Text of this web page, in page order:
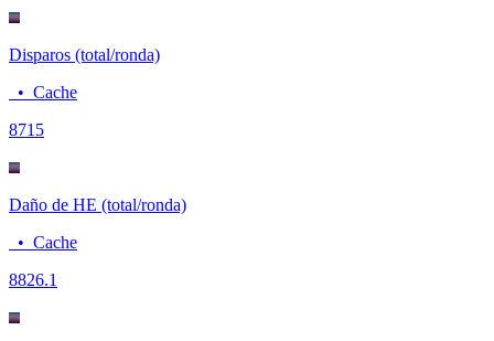
Disparos (total/ronda)
• Cache
8715
Daño de HE (total/ronda)
• Cache
8826.1